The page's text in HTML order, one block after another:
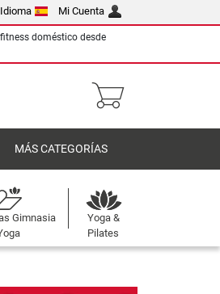
Idioma Mi Cuenta
doméstico desde
MÁS CATEGORÍAS
Gimnasia
Yoga &
Pilates